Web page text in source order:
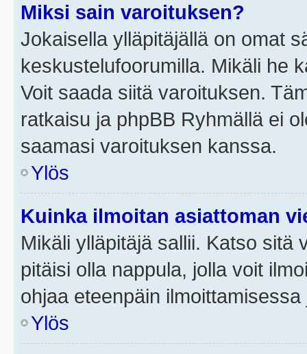
Miksi sain varoituksen?
Jokaisella ylläpitäjällä on omat
keskustelufoorumilla. Mikäli he
Voit saada siitä varoituksen.
ratkaisu ja phpBB Ryhmällä ei
saamasi varoituksen kanssa.
Ylös
Kuinka ilmoitan asiattoman
Mikäli ylläpitäjä sallii. Katso sitä
pitäisi olla nappula, jolla voit
ohjaa eteenpäin
Ylös